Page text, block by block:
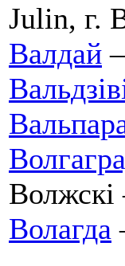
Julin, г.
Валдай
Волагда